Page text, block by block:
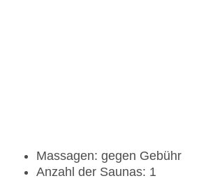
Massagen: gegen Gebühr
Anzahl der Saunas: 1